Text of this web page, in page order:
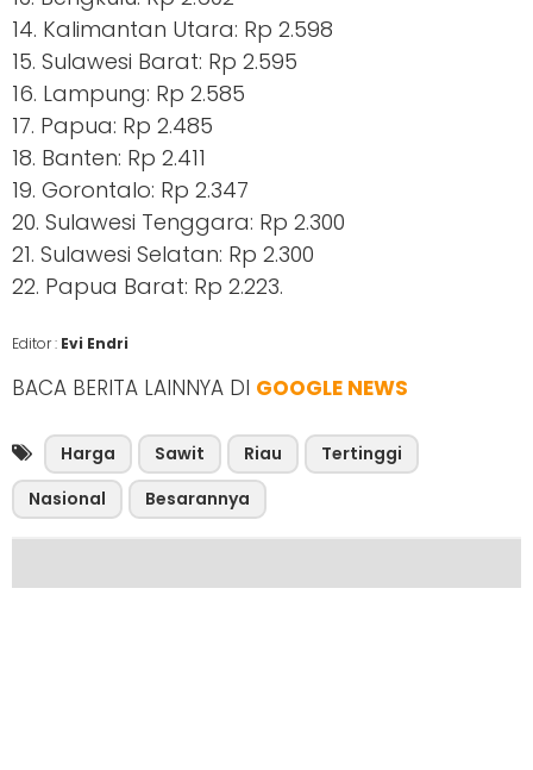
14. Kalimantan Utara: Rp 2.598
15. Sulawesi Barat: Rp 2.595
16. Lampung: Rp 2.585
17. Papua: Rp 2.485
18. Banten: Rp 2.411
19. Gorontalo: Rp 2.347
20. Sulawesi Tenggara: Rp 2.300
21. Sulawesi Selatan: Rp 2.300
22. Papua Barat: Rp 2.223.
Editor : Evi Endri
BACA BERITA LAINNYA DI GOOGLE NEWS
Harga Sawit Riau
Tertinggi
Nasional
Besarannya